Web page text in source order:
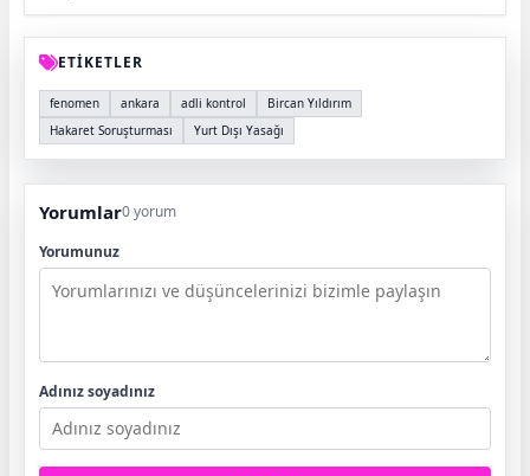
ETİKETLER
fenomen ankara adli kontrol
Bircan Yıldırım
Hakaret Soruşturması
Yurt Dışı Yasağı
Yorumlar0 yorum
Yorumunuz
Adınız soyadınız